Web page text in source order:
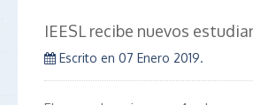
IEESL recibe nuevos
Escrito en 07 Enero 2019.